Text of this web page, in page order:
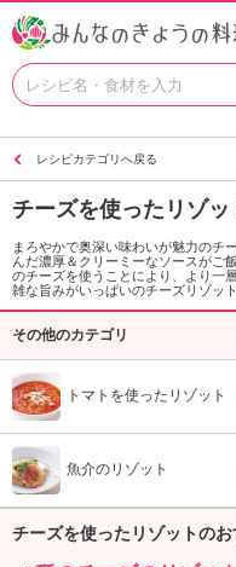
レシピカテゴリへ戻る
チーズを使ったリゾッ
まろやかで奥深い味わいが魅力のチ
んだ濃厚＆クリーミーなソースがご
のチーズを使うことにより、より一
雑な旨みがいっぱいのチーズリゾッ
その他のカテゴリ
トマトを使ったリゾット
魚介のリゾット
チーズを使ったリゾットの